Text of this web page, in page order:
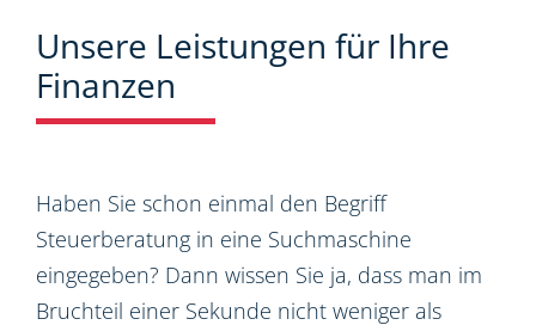
Unsere Leistungen für Ihre
Finanzen
Haben Sie schon einmal den Begriff
Steuerberatung in eine Suchmaschine
eingegeben? Dann wissen Sie ja, dass man im
Bruchteil einer Sekunde nicht weniger als